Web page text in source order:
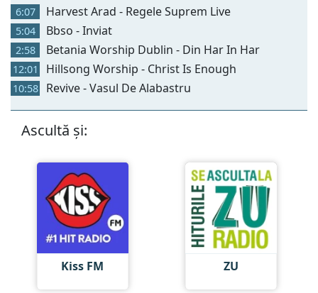
6:07 Harvest Arad - Regele Suprem Live
5:04 Bbso - Inviat
2:58 Betania Worship Dublin - Din Har In Har
12:01 Hillsong Worship - Christ Is Enough
10:58 Revive - Vasul De Alabastru
Ascultă și:
Kiss FM ZU